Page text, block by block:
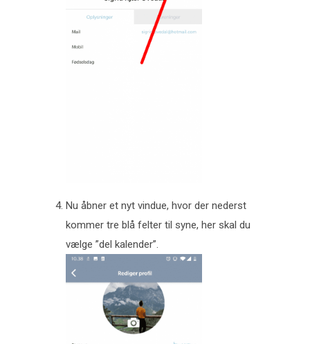
Nu åbner et nyt vindue, hvor der nederst
kommer tre blå felter til syne, her skal du
vælge ”del kalender”.